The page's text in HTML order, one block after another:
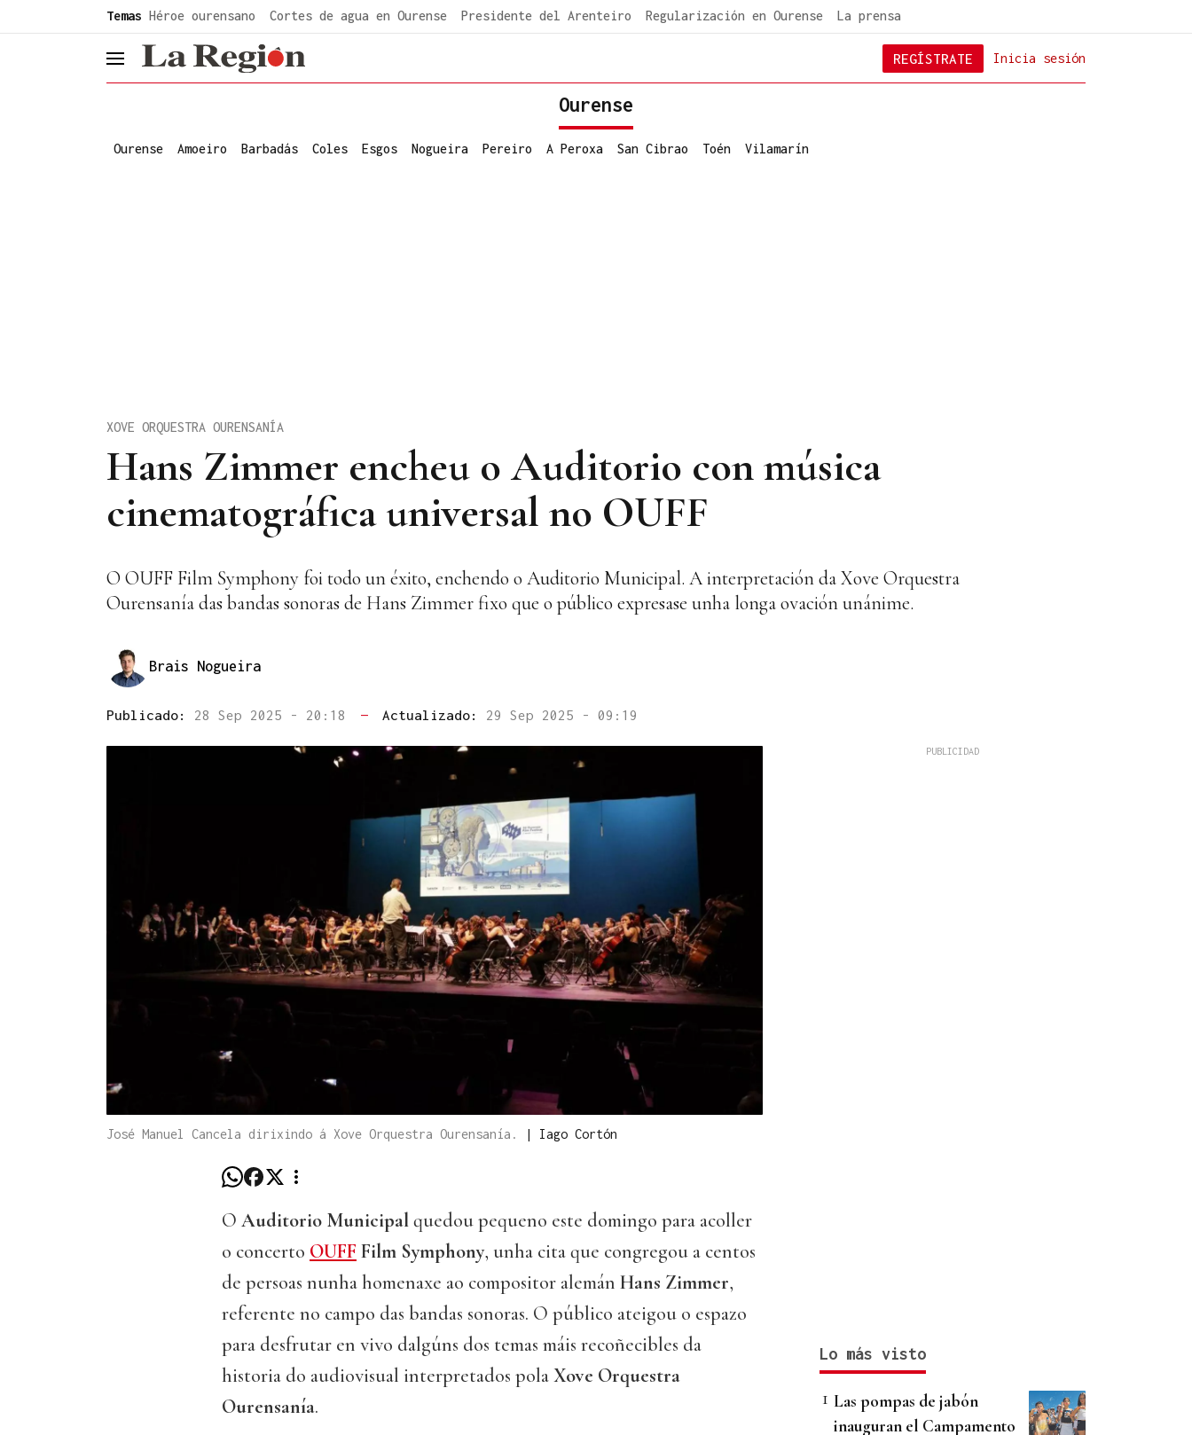
Temas Héroe ourensano Cortes de agua en Ourense Presidente del Arenteiro Regularización en Ourense La prensa
header.menu.open Inicia sesión
REGÍSTRATE
Ourense
Ourense Amoeiro Barbadás Coles Esgos Nogueira Pereiro A Peroxa San Cibrao Toén Vilamarín
Hans Zimmer encheu o Auditorio con música
cinematográfica universal no OUFF
XOVE ORQUESTRA OURENSANÍA
O OUFF Film Symphony foi todo un éxito, enchendo o Auditorio Municipal. A interpretación da Xove Orquestra
Ourensanía das bandas sonoras de Hans Zimmer fixo que o público expresase unha longa ovación unánime.
Brais Nogueira
Publicado: 28 Sep 2025 - 20:18 — Actualizado: 29 Sep 2025 - 09:19
José Manuel Cancela dirixindo á Xove Orquestra Ourensanía. | Iago Cortón
O Auditorio Municipalquedou pequeno este domingo para acoller
o concerto OUFF Film Symphony, unha cita que congregou a centos
de persoas nunha homenaxe ao compositor alemán Hans Zimmer,
referente no campo das bandas sonoras. O público ateigou o espazo
para desfrutar en vivo dalgúns dos temas máis recoñecibles da
historia do audiovisual interpretados polaXove Orquestra
Ourensanía.
Lo más visto
Las pompas de jabón
inauguran el Campamento